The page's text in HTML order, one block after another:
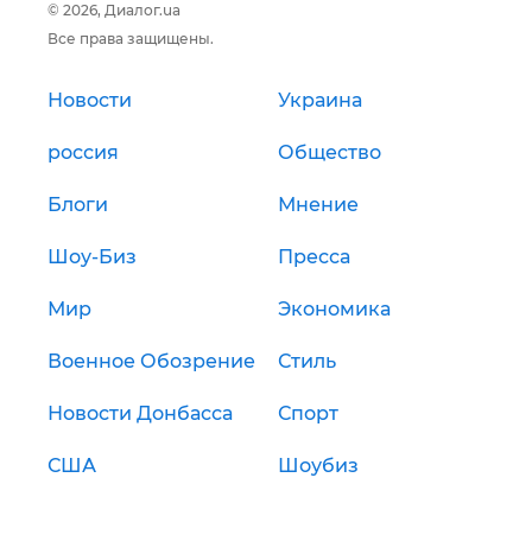
© 2026, Диалог.ua
Все права защищены.
Новости Украина
россия Общество
Блоги Мнение
Шоу-Биз Пресса
Мир Экономика
Военное Обозрение Стиль
Новости Донбасса Спорт
США Шоубиз